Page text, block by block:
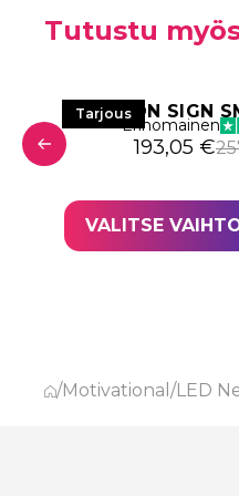
Tutustu
€.
€.
Tarjous
LED NEON SIGN
Erinomainen
193,05 €
Nykyinen
VALITSE
/Motivational /LED